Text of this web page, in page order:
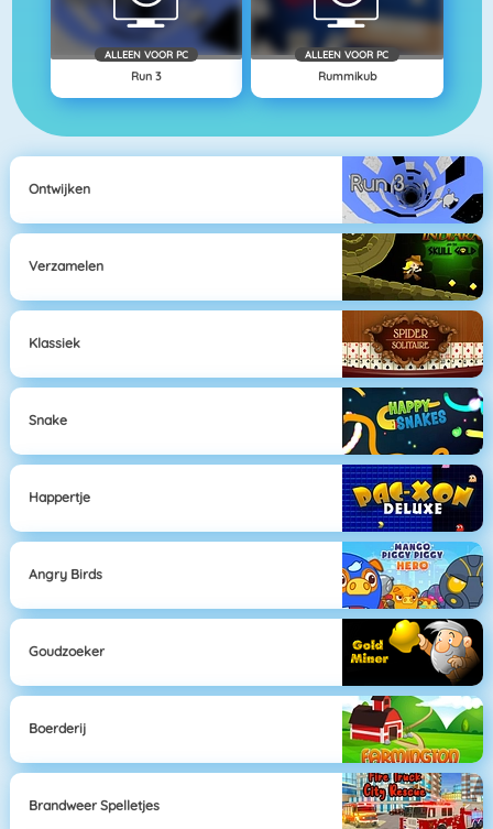
ALLEEN VOOR PC
Run 3
ALLEEN VOOR PC
Rummikub
Ontwijken
Verzamelen
Klassiek
Snake
Happertje
Angry Birds
Goudzoeker
Boerderij
Brandweer Spelletjes